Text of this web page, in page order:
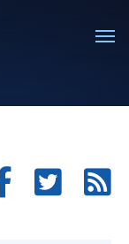
tanúsítványok